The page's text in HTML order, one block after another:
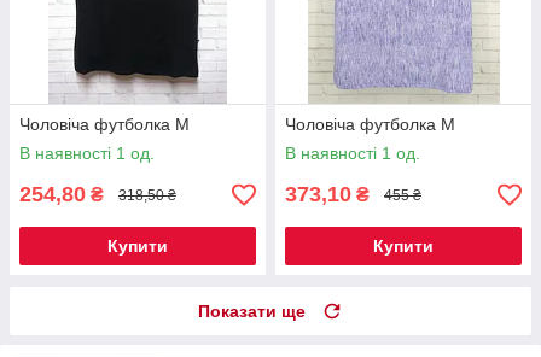
Чоловіча футболка M
В наявності 1 од.
254,80 ₴ 318,50 ₴
Купити
Чоловіча футболка М
В наявності 1 од.
373,10 ₴ 455 ₴
Купити
Показати ще